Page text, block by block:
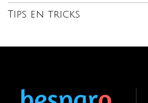
Tips en tricks